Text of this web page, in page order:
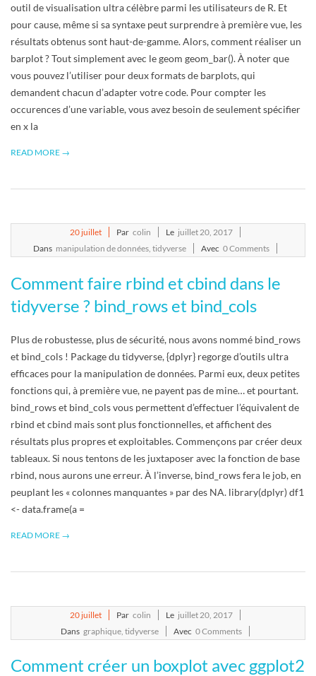
outil de visualisation ultra célèbre parmi les utilisateurs de R. Et
pour cause, même si sa syntaxe peut surprendre à première vue, les
résultats obtenus sont haut-de-gamme. Alors, comment réaliser un
barplot ? Tout simplement avec le geom geom_bar(). À noter que
vous pouvez l’utiliser pour deux formats de barplots, qui
demandent chacun d’adapter votre code. Pour compter les
occurences d’une variable, vous avez besoin de seulement spécifier
en x la
READ MORE →
20juillet Par colin Le juillet 20, 2017
Dans manipulation de données, tidyverse Avec 0 Comments
Comment faire rbind et cbind dans le
tidyverse ? bind_rows et bind_cols
Plus de robustesse, plus de sécurité, nous avons nommé bind_rows
et bind_cols ! Package du tidyverse, {dplyr} regorge d’outils ultra
efficaces pour la manipulation de données. Parmi eux, deux petites
fonctions qui, à première vue, ne payent pas de mine… et pourtant.
bind_rows et bind_cols vous permettent d’effectuer l’équivalent de
rbind et cbind mais sont plus fonctionnelles, et affichent des
résultats plus propres et exploitables. Commençons par créer deux
tableaux. Si nous tentons de les juxtaposer avec la fonction de base
rbind, nous aurons une erreur. À l’inverse, bind_rows fera le job, en
peuplant les « colonnes manquantes » par des NA. library(dplyr) df1
<- data.frame(a =
READ MORE →
20juillet Par colin Le juillet 20, 2017
Dans graphique tidyverse Avec 0 Comments
Comment créer un boxplot avec ggplot2